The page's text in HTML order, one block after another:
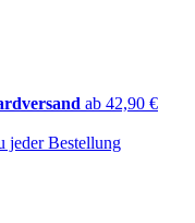
ab 42,90 €
jeder Bestellung